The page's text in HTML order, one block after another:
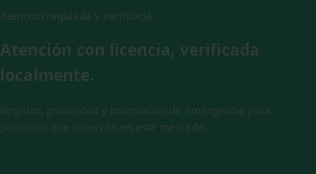
Atención regulada y verificada
Atención con licencia, verificada
localmente.
Registro, privacidad y orientación de emergencia para
pacientes que reservan en este mercado.